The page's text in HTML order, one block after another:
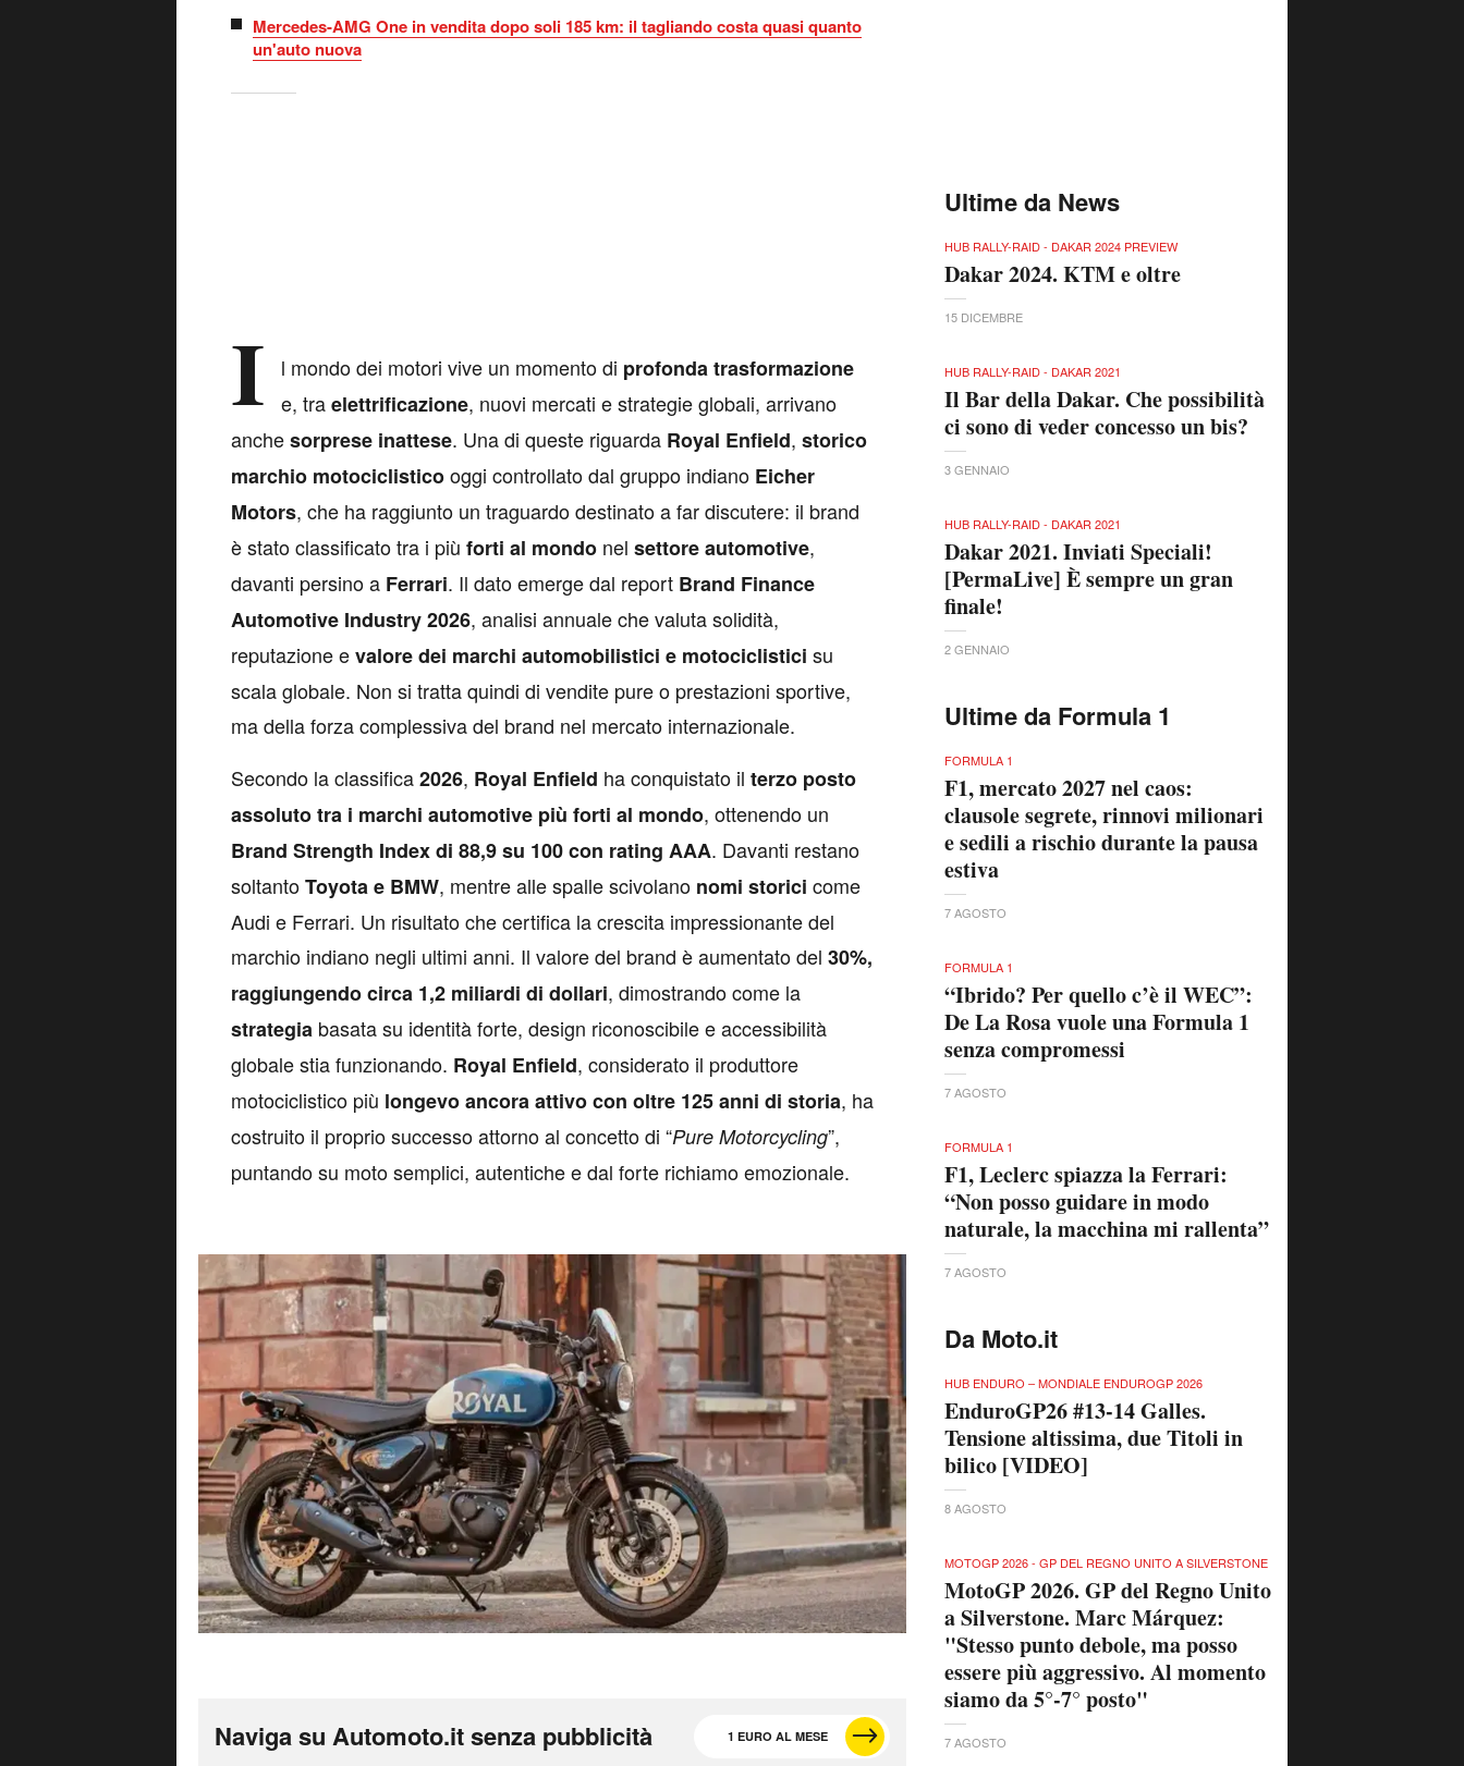
Mercedes-AMG One in vendita dopo soli 185 km: il tagliando costa quasi quanto
un'auto nuova
I l mondo dei motori vive un momento di profonda trasformazione
e, traelettrificazione, nuovi mercati e strategie globali, arrivano
anchesorprese inattese. Una di queste riguarda Royal Enfield, storico
marchio motociclisticooggi controllato dal gruppo indiano Eicher
Motors, che ha raggiunto un traguardo destinato a far discutere: il brand
è stato classificato tra i più forti al mondo nel settore automotive,
davanti persino a Ferrari. Il dato emerge dal report Brand Finance
Automotive Industry 2026, analisi annuale che valuta solidità,
reputazione evalore dei marchi automobilistici e motociclistici su
scala globale. Non si tratta quindi di vendite pure o prestazioni sportive,
ma della forza complessiva del brand nel mercato internazionale.
Secondo la classifica2026, Royal Enfield ha conquistato il terzo posto
assoluto tra i marchi automotive più forti al mondo, ottenendo un
Brand Strength Index di 88,9 su 100 con rating AAA. Davanti restano
soltantoToyota e BMW, mentre alle spalle scivolano nomi storici come
Audi e Ferrari. Un risultato che certifica la crescita impressionante del
marchio indiano negli ultimi anni. Il valore del brand è aumentato del 30%,
raggiungendo circa 1,2 miliardi di dollari, dimostrando come la
strategia basata su identità forte, design riconoscibile e accessibilità
globale stia funzionando. Royal Enfield, considerato il produttore
motociclistico più longevo ancora attivo con oltre 125 anni di storia, ha
costruito il proprio successo attorno al concetto di “Pure Motorcycling”,
puntando su moto semplici, autentiche e dal forte richiamo emozionale.
Naviga su Automoto.it senza pubblicità 1 EURO AL MESE
Ultime da News
HUB RALLY-RAID - DAKAR 2024 PREVIEW
Dakar 2024. KTM e oltre
15 DICEMBRE
HUB RALLY-RAID - DAKAR 2021
Il Bar della Dakar. Che possibilità
ci sono di veder concesso un bis?
3 GENNAIO
HUB RALLY-RAID - DAKAR 2021
Dakar 2021. Inviati Speciali!
[PermaLive] È sempre un gran
finale!
2 GENNAIO
Ultime da Formula 1
FORMULA 1
F1, mercato 2027 nel caos:
clausole segrete, rinnovi milionari
e sedili a rischio durante la pausa
estiva
7 AGOSTO
FORMULA 1
“Ibrido? Per quello c’è il WEC”:
De La Rosa vuole una Formula 1
senza compromessi
7 AGOSTO
FORMULA 1
F1, Leclerc spiazza la Ferrari:
“Non posso guidare in modo
naturale, la macchina mi rallenta”
7 AGOSTO
Da Moto.it
HUB ENDURO – MONDIALE ENDUROGP 2026
EnduroGP26 #13-14 Galles.
Tensione altissima, due Titoli in
bilico [VIDEO]
8 AGOSTO
MOTOGP 2026 - GP DEL REGNO UNITO A SILVERSTONE
MotoGP 2026. GP del Regno Unito
a Silverstone. Marc Márquez:
"Stesso punto debole, ma posso
essere più aggressivo. Al momento
siamo da 5°-7° posto"
7 AGOSTO